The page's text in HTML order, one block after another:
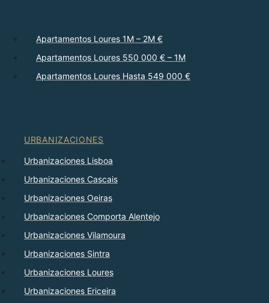
Apartamentos Loures 1M – 2M €
Apartamentos Loures 550 000 € – 1M
Apartamentos Loures Hasta 549 000 €
URBANIZACIONES
Urbanizaciones Lisboa
Urbanizaciones Cascais
Urbanizaciones Oeiras
Urbanizaciones Comporta Alentejo
Urbanizaciones Vilamoura
Urbanizaciones Sintra
Urbanizaciones Loures
Urbanizaciones Ericeira